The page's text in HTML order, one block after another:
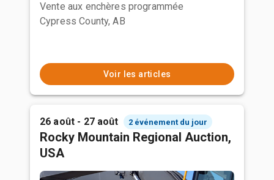
Vente aux enchères programmée
Cypress County, AB
Voir les articles
26 août - 27 août 2 événement du jour
Rocky Mountain Regional Auction,
USA